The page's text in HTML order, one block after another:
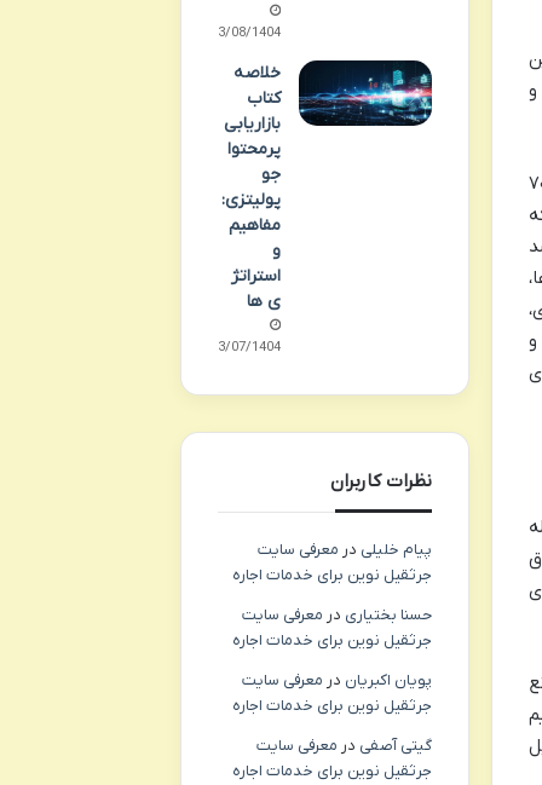
و
خرید آنلاین است؛ آمارهای جهانی نشان می دهد بیش از ۷۰
23/08/1404
خلاصه
کتاب
بازاریابی
پرمحتوا
جو
پولیتزی:
مفاهیم
و
استراتژ
ی ها
23/07/1404
نظرات کاربران
پیام خلیلی در معرفی سایت
جرثقیل نوین برای خدمات اجاره
حسنا بختیاری در معرفی سایت
جرثقیل نوین برای خدمات اجاره
پویان اکبریان در معرفی سایت
جرثقیل نوین برای خدمات اجاره
گیتی آصفی در معرفی سایت
جرثقیل نوین برای خدمات اجاره